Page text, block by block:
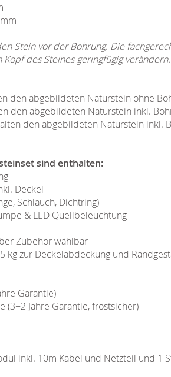
Stein vor der Bohrung. Die
des Steines geringfügig verändern.
den abgebildeten Naturstein ohne
den abgebildeten Naturstein inkl.
den abgebildeten Naturstein inkl.
sind enthalten:
Deckel
Schlauch, Dichtring)
& LED Quellbeleuchtung
Zubehör wählbar
kg zur Deckelabdeckung und
Garantie)
(3+2 Jahre Garantie, frostsicher)
inkl. 10m Kabel und Netzteil und 1